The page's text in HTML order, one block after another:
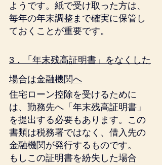
ようです。紙で受け取った方は、
毎年の年末調整まで確実に保管し
ておくことが重要です。
3．「年末残高証明書」をなくした
場合は金融機関へ
住宅ローン控除を受けるために
は、勤務先へ「年末残高証明書」
を提出する必要もあります。この
書類は税務署ではなく、借入先の
金融機関が発行するものです。
もしこの証明書を紛失した場合